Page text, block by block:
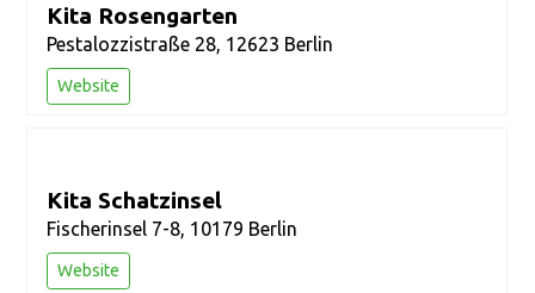
Kita Rosengarten
Pestalozzistraße 28, 12623 Berlin
Website
Kita Schatzinsel
Fischerinsel 7-8, 10179 Berlin
Website